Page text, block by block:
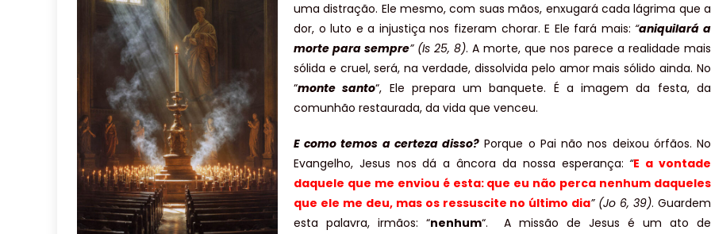
uma distração. Ele mesmo, com suas mãos, enxugará cada lágrima que a
dor, o luto e a injustiça nos fizeram chorar. E Ele fará mais:“aniquilará a
morte para sempre” (Is 25, 8). A morte, que nos parece a realidade mais
sólida e cruel, será, na verdade, dissolvida pelo amor mais sólido ainda. No
“monte santo“, Ele prepara um banquete. É a imagem da festa, da
comunhão restaurada, da vida que venceu.
E como temos a certeza disso? Porque o Pai não nos deixou órfãos. No
Evangelho, Jesus nos dá a âncora da nossa esperança:“E a vontade
daquele que me enviou é esta: que eu não perca nenhum daqueles
que ele me deu, mas os ressuscite no último dia” (Jo 6, 39). Guardem
esta palavra, irmãos: “nenhum“. A missão de Jesus é um ato de